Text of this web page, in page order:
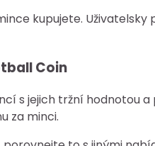
kupujete.
Coin
s jejich tržní hodnotou
za minci.